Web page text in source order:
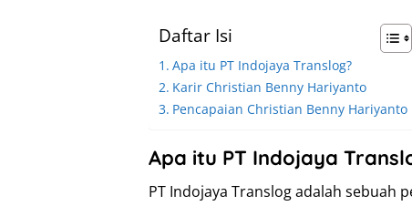
Daftar Isi
Apa itu PT Indojaya Translog?
Karir Christian Benny Hariyanto
Pencapaian Christian Benny Hariyanto
Apa itu PT Indojaya
PT Indojaya Translog adalah sebuah